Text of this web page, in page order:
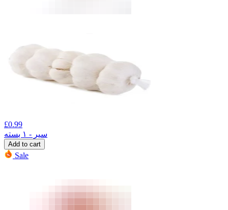
£0.99
سیر - ۱ بسته
Add to cart
Sale